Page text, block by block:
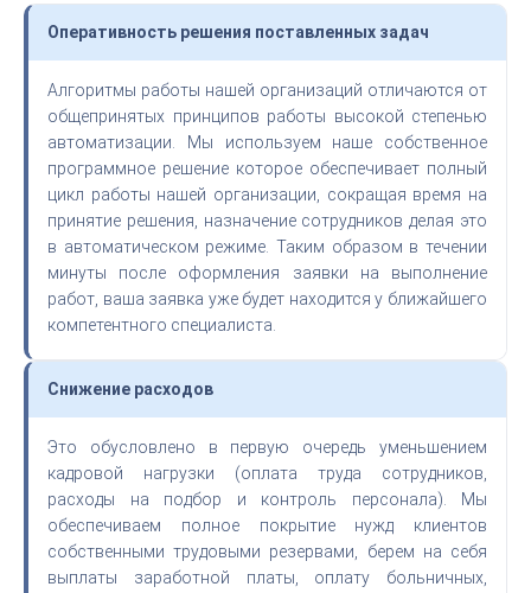
Оперативность решения поставленных задач
Алгоритмы работы нашей организаций отличаются от
общепринятых принципов работы высокой степенью
автоматизации. Мы используем наше собственное
программное решение которое обеспечивает полный
цикл работы нашей организации, сокращая время на
принятие решения, назначение сотрудников делая это
в автоматическом режиме. Таким образом в течении
минуты после оформления заявки на выполнение
работ, ваша заявка уже будет находится у ближайшего
компетентного специалиста.
Снижение расходов
Это обусловлено в первую очередь уменьшением
кадровой нагрузки (оплата труда сотрудников,
расходы на подбор и контроль персонала). Мы
обеспечиваем полное покрытие нужд клиентов
собственными трудовыми резервами, берем на себя
выплаты заработной платы, оплату больничных,